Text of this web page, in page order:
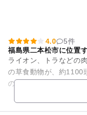
4.0
5件
福島県二本松市に位置
ライオン、トラなどの
の草食動物が、約1100
の中を車に乗って見学
り、サル劇場やアシカ